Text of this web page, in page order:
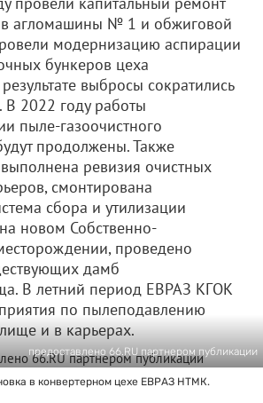
агломашины № 1 и обжиговой
модернизацию аспирации
бункеров цеха
выбросы сократились
В 2022 году работы
пыле-газоочистного
продолжены. Также
ревизия очистных
смонтирована
сбора и утилизации
новом Собственно-
проведено
дамб
В летний период ЕВРАЗ КГОК
по пылеподавлению
и в карьерах.
предоставлено 66.RU партнером публикации
в конвертерном цехе ЕВРАЗ НТМК.